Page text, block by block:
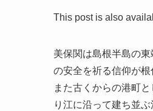
This post is also
美保関は島根半島の
の安全を祈る信仰が
また古くからの港町
り江に沿って建ち並